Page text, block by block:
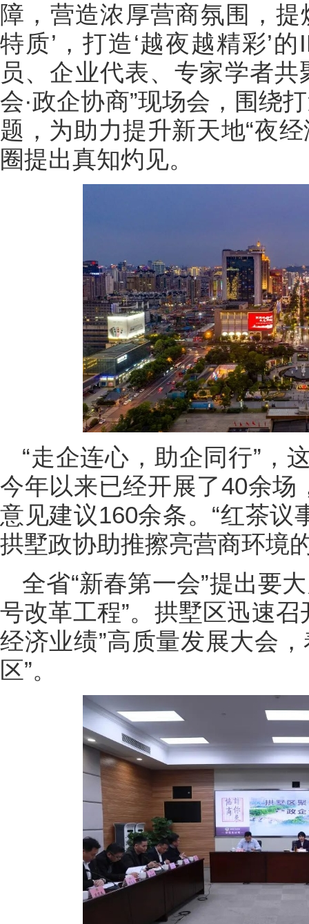
障，营造浓厚营商氛围，
特质’，打造‘越夜越精彩’
员、企业代表、专家学者
会·政企协商”现场会，围绕
题，为助力提升新天地“夜
圈提出真知灼见。
“走企连心，助企同行”，
今年以来已经开展了40余场
意见建议160余条。“红茶议
拱墅政协助推擦亮营商环境
全省“新春第一会”提出要
号改革工程”。拱墅区迅速
经济业绩”高质量发展大会
区”。